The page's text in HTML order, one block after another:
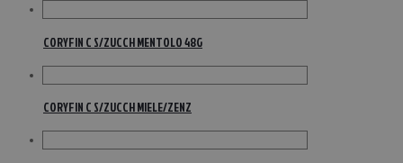
CORYFIN C S/ZUCCH MENTOLO 48G
CORYFIN C S/ZUCCH MIELE/ZENZ